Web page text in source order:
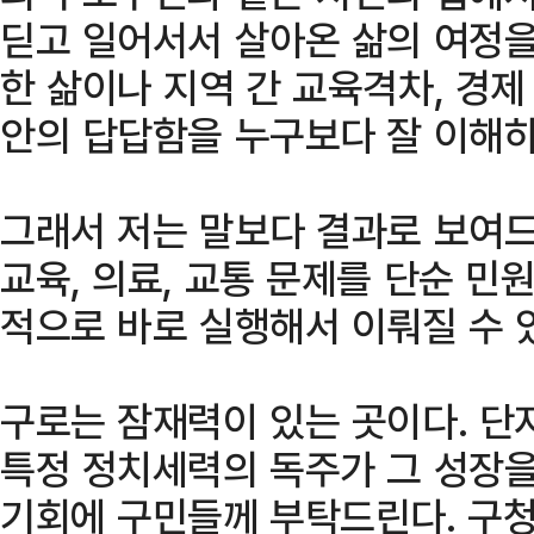
딛고 일어서서 살아온 삶의 여정
한 삶이나 지역 간 교육격차, 경
안의 답답함을 누구보다 잘 이해
그래서 저는 말보다 결과로 보여
교육, 의료, 교통 문제를 단순 민
적으로 바로 실행해서 이뤄질 수
구로는 잠재력이 있는 곳이다.
특정 정치세력의 독주가 그 성장
기회에 구민들께 부탁드린다. 구